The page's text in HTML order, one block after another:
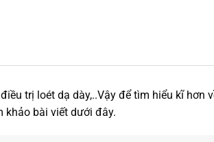
trị loét dạ dày,..Vậy để tìm hiểu kĩ hơn
khảo bài viết dưới đây.